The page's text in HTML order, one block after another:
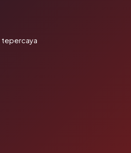
tepercaya